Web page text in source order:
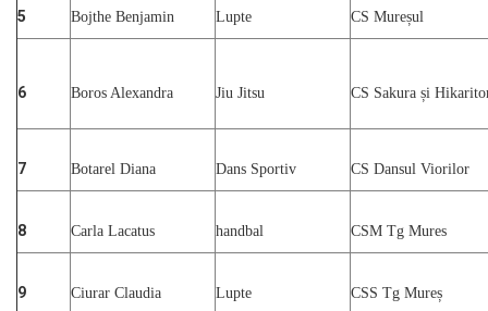
5 Bojthe Benjamin Lupte CS Mureșul
6 Boros Alexandra Jiu Jitsu CS Sakura și
7 Botarel Diana Dans Sportiv CS Dansul Viorilor
8 Carla Lacatus handbal CSM Tg Mures
9 Ciurar Claudia Lupte CSS Tg Mureș